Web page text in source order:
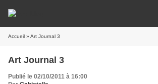
Accueil » Art Journal 3
Art Journal 3
Publié le 02/10/2011 à 16:00